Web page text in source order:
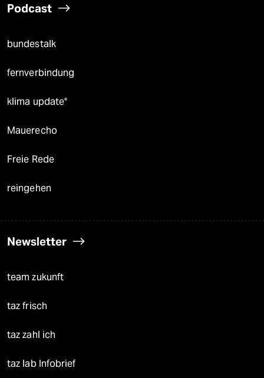
Podcast
bundestalk
fernverbindung
klima update°
Mauerecho
Freie Rede
reingehen
Newsletter
team zukunft
taz frisch
taz zahl ich
taz lab Infobrief